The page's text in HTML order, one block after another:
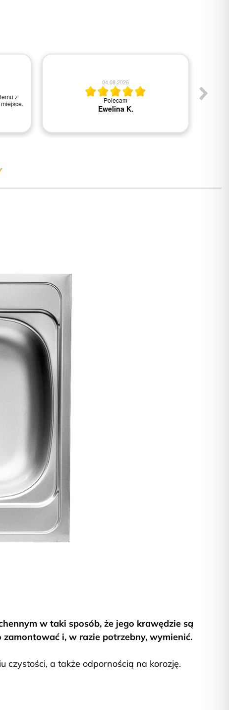
z
04.08.2026
Polecam
Ewelina K.
w taki sposób, że jego krawędzie są
i, w razie potrzebny, wymienić.
a także odpornością na korozję.